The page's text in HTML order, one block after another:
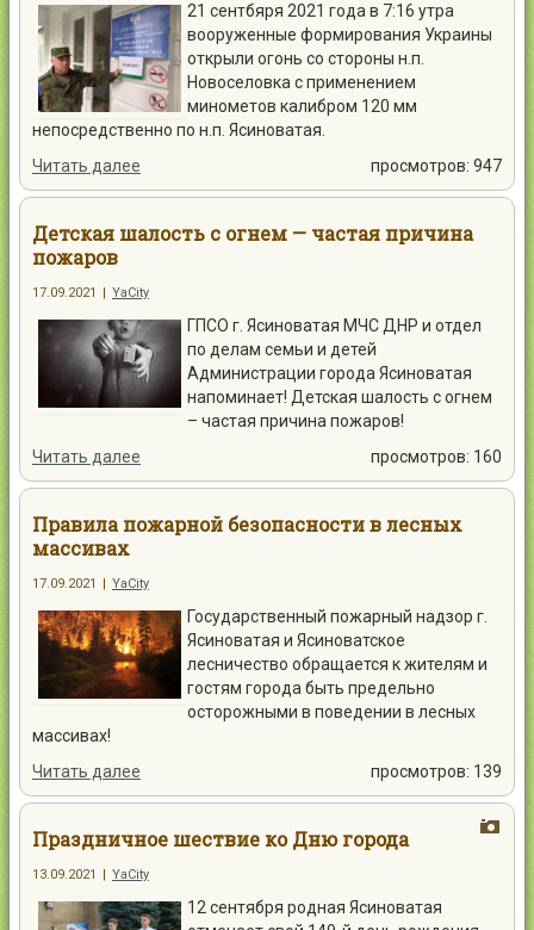
21 сентбяря 2021 года в 7:16 утра
вооруженные формирования Украины
открыли огонь со стороны н.п.
Новоселовка с применением
минометов калибром 120 мм
непосредственно по н.п. Ясиноватая.
Читать далее
просмотров: 947
Детская шалость с огнем — частая причина
пожаров
17.09.2021 | YaCity
ГПСО г. Ясиноватая МЧС ДНР и отдел
по делам семьи и детей
Администрации города Ясиноватая
напоминает! Детская шалость с огнем
– частая причина пожаров!
Читать далее
просмотров: 160
Правила пожарной безопасности в лесных
массивах
17.09.2021 | YaCity
Государственный пожарный надзор г.
Ясиноватая и Ясиноватское
лесничество обращается к жителям и
гостям города быть предельно
осторожными в поведении в лесных
массивах!
Читать далее
просмотров: 139
Праздничное шествие ко Дню города
13.09.2021 | YaCity
12 сентября родная Ясиноватая